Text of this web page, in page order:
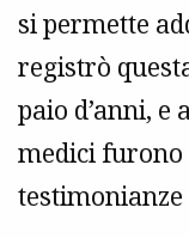
si permette
registrò
paio d’anni,
medici furono